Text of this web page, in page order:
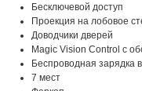
Бесключевой доступ
Проекция на лобовое
Доводчики дверей
Magic Vision Control с
Беспроводная зарядка
7 мест